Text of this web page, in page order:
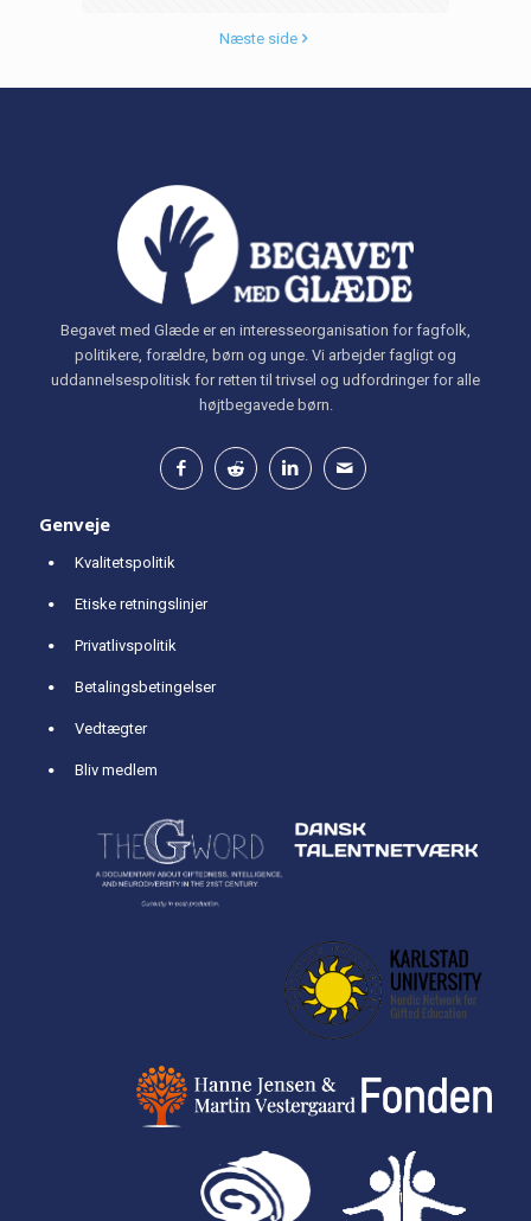
Næste side
Begavet med Glæde er en interesseorganisation for fagfolk,
politikere, forældre, børn og unge. Vi arbejder fagligt og
uddannelsespolitisk for retten til trivsel og udfordringer for alle
højtbegavede børn.
Genveje
Kvalitetspolitik
Etiske retningslinjer
Privatlivspolitik
Betalingsbetingelser
Vedtægter
Bliv medlem